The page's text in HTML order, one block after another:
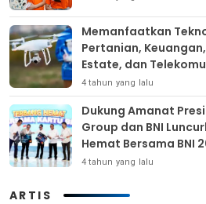
Memanfaatkan
Pertanian,
Estate, dan
4 tahun yang lalu
Dukung Amanat
Group dan BNI
Hemat Bersama BNI
4 tahun yang lalu
ARTIS